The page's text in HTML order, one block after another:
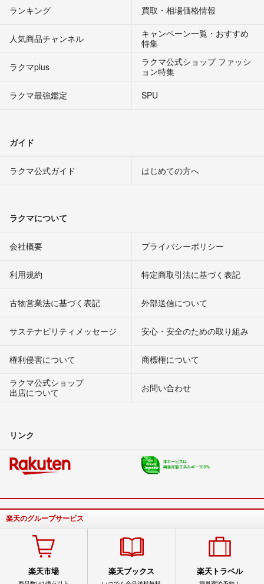
ランキング 買取・相場価格情報
人気商品チャンネル
キャンペーン一覧・おすすめ
特集
ラクマplus
ラクマ公式ショップ ファッシ
ョン特集
ラクマ最強鑑定
SPU
ガイド
ラクマ公式ガイド はじめての方へ
ラクマについて
会社概要 プライバシーポリシー
利用規約 特定商取引法に基づく表記
古物営業法に基づく表記 外部送信について
サステナビリティメッセージ 安心・安全のための取り組み
権利侵害について
商標権について
ラクマ公式ショップ
出店について
お問い合わせ
リンク
楽天のグループサービス
楽天市場 楽天ブックス 楽天トラベル